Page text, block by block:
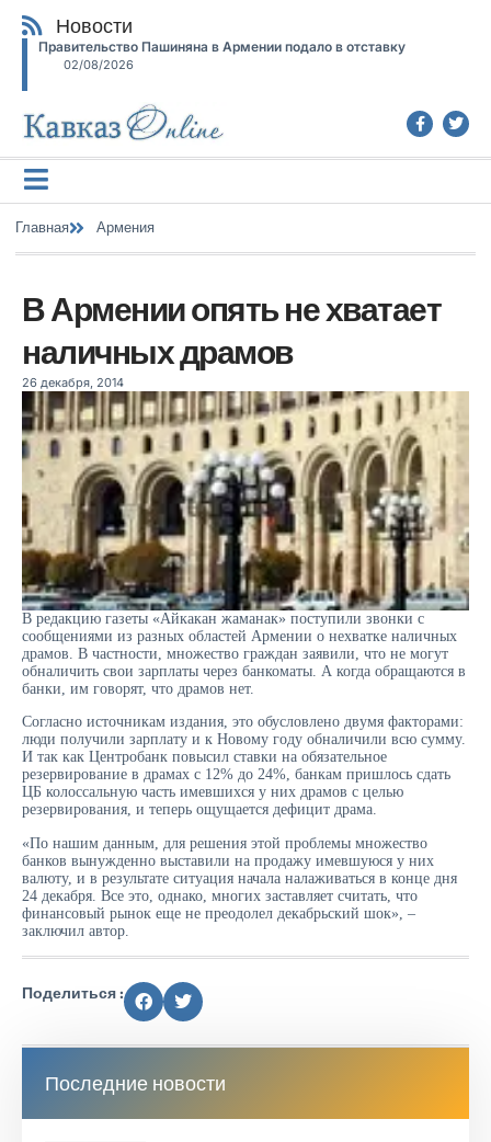
Новости
Правительство Пашиняна в Армении подало в отставку
02/08/2026
Главная Армения
В Армении опять не хватает
наличных драмов
26 декабря, 2014
В редакцию газеты «Айкакан жаманак» поступили звонки с
сообщениями из разных областей Армении о нехватке наличных
драмов. В частности, множество граждан заявили, что не могут
обналичить свои зарплаты через банкоматы. А когда обращаются в
банки, им говорят, что драмов нет.
Согласно источникам издания, это обусловлено двумя факторами:
люди получили зарплату и к Новому году обналичили всю сумму.
И так как Центробанк повысил ставки на обязательное
резервирование в драмах с 12% до 24%, банкам пришлось сдать
ЦБ колоссальную часть имевшихся у них драмов с целью
резервирования, и теперь ощущается дефицит драма.
«По нашим данным, для решения этой проблемы множество
банков вынужденно выставили на продажу имевшуюся у них
валюту, и в результате ситуация начала налаживаться в конце дня
24 декабря. Все это, однако, многих заставляет считать, что
финансовый рынок еще не преодолел декабрьский шок», –
заключил автор.
Поделиться :
Последние новости